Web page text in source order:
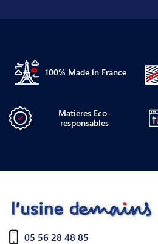
100% Made in France
Matières Eco-
responsables
05 56 28 48 85